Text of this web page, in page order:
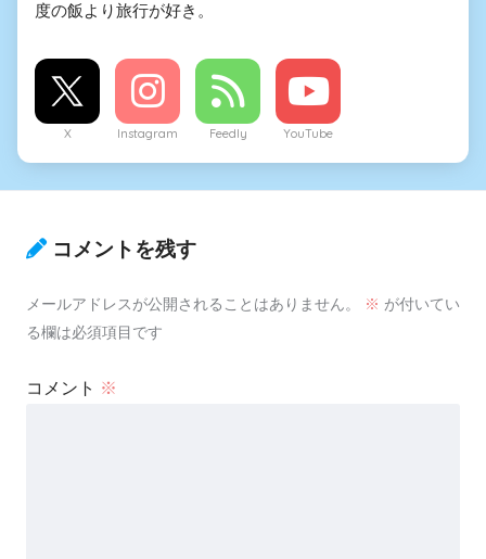
度の飯より旅行が好き。
X Instagram Feedly YouTube
コメントを残す
メールアドレスが公開されることはありません。 ※ が付いてい
る欄は必須項目です
コメント ※